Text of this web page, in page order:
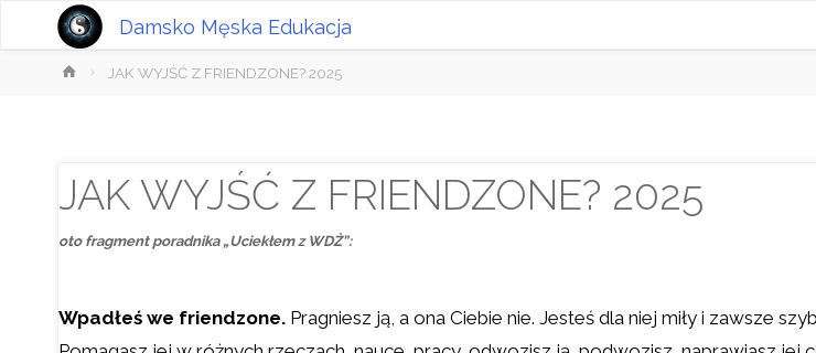
Damsko Męska Edukacja
StronaJAK WYJŚĆ Z FRIENDZONE? 2025
JAK WYJŚĆ Z FRIENDZONE? 2025
oto fragment poradnika „Uciekłem z WDŻ”:
Wpadłeś we friendzone. Pragniesz ją, a ona Ciebie nie. Jesteś dla niej miły i zawsze